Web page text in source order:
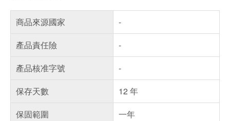
商品來源國家
-
產品責任險
-
產品核准字號
-
保存天數
12 年
保固範圍
一年